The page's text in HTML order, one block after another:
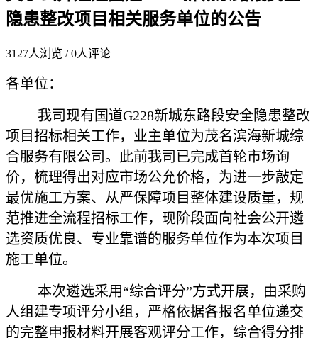
隐患整改项目相关服务单位的公告
3127人浏览 /0人评论
各单位：
我司现有国道G228新城东路段安全隐患整改
项目招标相关工作，业主单位为茂名滨海新城综
合服务有限公司 。此前我司已完成首轮市场询
价，梳理得出对应市场公允价格，为进一步敲定
最优施工方案、从严保障项目整体建设质量，规
范推进全流程招标工作，现阶段面向社会公开遴
选资质优良、专业靠谱的服务单位作为本次项目
施工单位。
本次遴选采用“综合评分”方式开展，由采购
人组建专项评分小组，严格依据各报名单位递交
的完整申报材料开展客观评分工作，综合得分排